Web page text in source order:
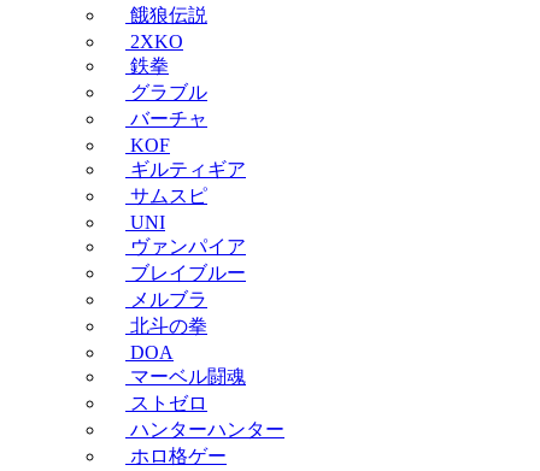
餓狼伝説
2XKO
鉄拳
グラブル
バーチャ
KOF
ギルティギア
サムスピ
UNI
ヴァンパイア
ブレイブルー
メルブラ
北斗の拳
DOA
マーベル闘魂
ストゼロ
ハンターハンター
ホロ格ゲー